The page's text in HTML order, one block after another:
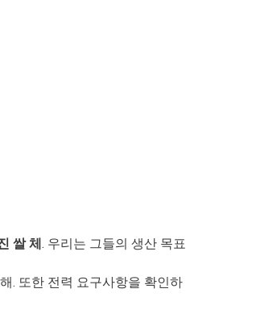
쌀 체 . 우리는 그들의 생산 목표
. 또한 전력 요구사항을 확인하